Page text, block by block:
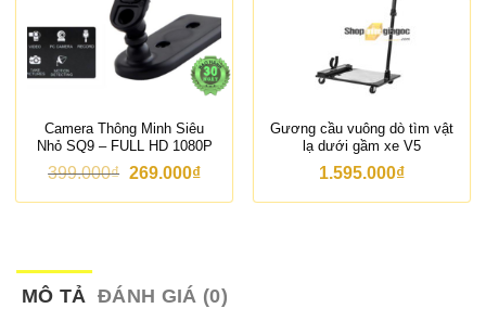
Camera Thông Minh Siêu
Nhỏ SQ9 – FULL HD 1080P
399.000₫ G
á
à
269.000₫G
á
ạ
Gương cầu vuông dò tìm vật
lạ dưới gầm xe V5
1.595.000₫
MÔ TẢ ĐÁNH GIÁ (0)